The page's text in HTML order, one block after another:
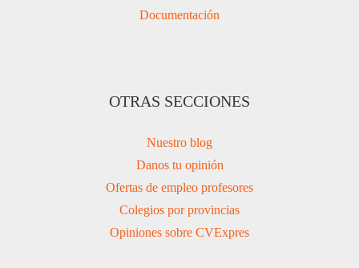
Documentación
OTRAS SECCIONES
Nuestro blog
Danos tu opinión
Ofertas de empleo profesores
Colegios por provincias
Opiniones sobre CVExpres